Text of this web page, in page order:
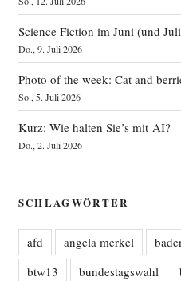
Science Fiction im Juni (und
Do., 9. Juli 2026
Photo of the week: Cat and
So., 5. Juli 2026
Kurz: Wie halten Sie’s mit AI?
Do., 2. Juli 2026
SCHLAGWÖRTER
afd angela merkel
btw13
bundestagswahl